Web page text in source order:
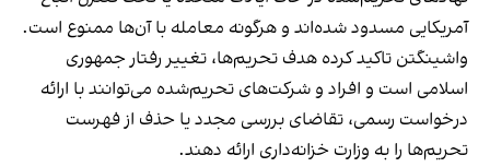
آمریکایی مسدود شده‌اند و هرگونه معامله با آن‌ها ممنوع است.
واشینگتن تاکید کرده هدف تحریم‌ها، تغییر رفتار جمهوری
اسلامی است و افراد و شرکت‌های تحریم‌شده می‌توانند با ارائه
درخواست رسمی، تقاضای بررسی مجدد یا حذف از فهرست
تحریم‌ها را به وزارت خزانه‌داری ارائه دهند.